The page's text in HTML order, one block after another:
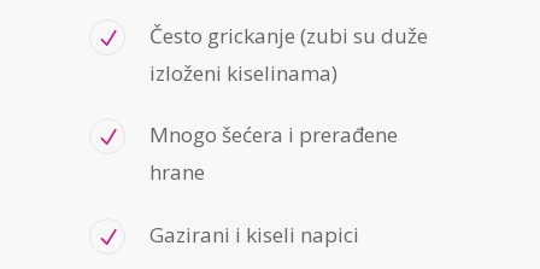
Često grickanje (zubi su duže
izloženi kiselinama)
Mnogo šećera i prerađene
hrane
Gazirani i kiseli napici